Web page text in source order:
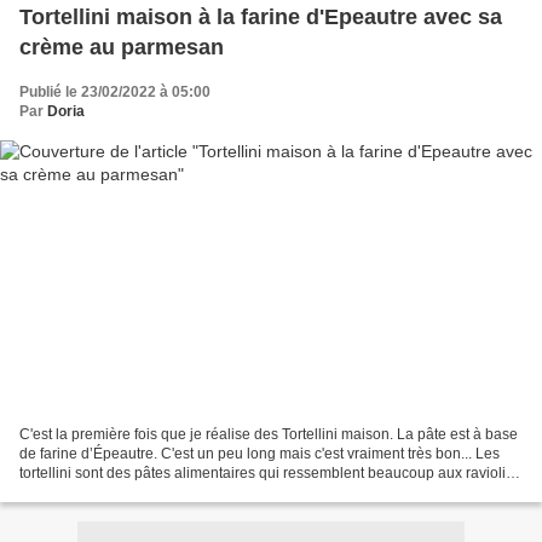
Tortellini maison à la farine d'Epeautre avec sa
crème au parmesan
Publié le 23/02/2022 à 05:00
Par Doria
C'est la première fois que je réalise des Tortellini maison. La pâte est à base
de farine d’Épeautre. C'est un peu long mais c'est vraiment très bon... Les
tortellini sont des pâtes alimentaires qui ressemblent beaucoup aux raviolis,